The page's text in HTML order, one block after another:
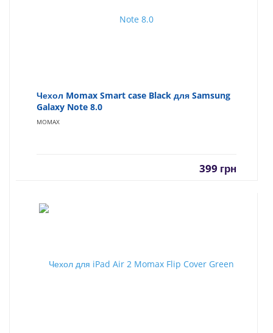
Чехол Momax Smart case Black для Samsung
Galaxy Note 8.0
MOMAX
399 грн